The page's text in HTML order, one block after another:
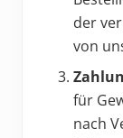
der
von
für
nach